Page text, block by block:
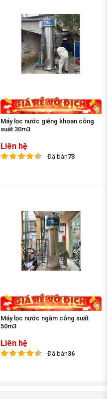
Máy lọc nước giếng khoan công
suất 30m3
Liên hệ
Đã bán73
Máy lọc nước ngầm công suất
50m3
Liên hệ
Đã bán36